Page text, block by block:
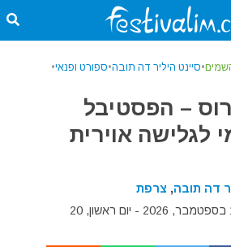
•סיינט היליר דה תובה•ספורט ופנאי•
– הפסטיבל
לגלישה אוירית
דה תובה, צרפת
יום שלישי, 15 בספטמבר, 2026 - יום ראשון, 20